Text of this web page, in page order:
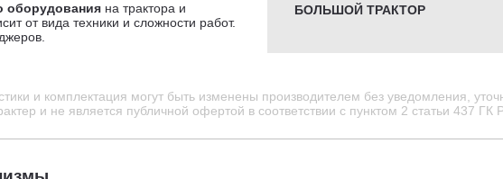
оборудования на трактора и
от вида техники и сложности работ.
БОЛЬШОЙ ТРАКТОР
и комплектация могут быть изменены производителем без уведомления,
и не является публичной офертой в соответствии с пунктом 2 статьи 437 ГК